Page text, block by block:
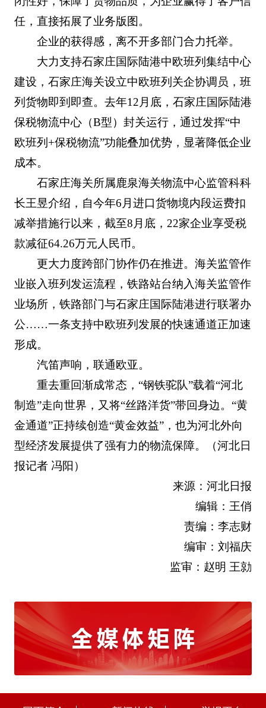
任，直接拓展了业务版图。
企业的获得感，离不开多部门合力托举。
大力支持石家庄国际陆港中欧班列集结中心
建设，石家庄海关设立中欧班列关企协调员，班
列货物即到即查。去年12月底，石家庄国际陆港
保税物流中心（B型）封关运行，通过发挥“中
欧班列+保税物流”功能叠加优势，显著降低企业
成本。
石家庄海关所属鹿泉海关物流中心监管科科
长王昱介绍，自今年6月进口货物境内段运费扣
减举措施行以来，截至8月底，22家企业享受税
款减征64.26万元人民币。
更大力度跨部门协作仍在推进。海关监管作
业嵌入班列发运流程，铁路站台纳入海关监管作
业场所，铁路部门与石家庄国际陆港进行联署办
公……一条支持中欧班列发展的快速通道正加速
形成。
汽笛声响，联通欧亚。
重去重回渐成常态，“钢铁驼队”载着“河北
制造”走向世界，又将“丝路洋货”带回身边。“黄
金通道”正持续创造“黄金效益”，也为河北外向
型经济发展提供了强有力的物流保障。（河北日
报记者 冯阳）
来源：河北日报
编辑：王俏
责编：李志财
编审：刘福庆
监审：赵明 王勍